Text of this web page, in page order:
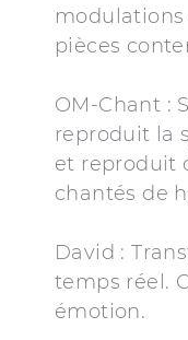
pièces
OM-Chant :
reproduit la
et reproduit
chantés de
David :
temps réel.
émotion.